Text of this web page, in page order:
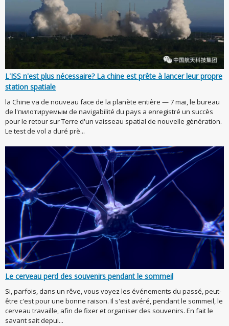
L'ISS n'est plus nécessaire? La chine est prête à lancer leur propre
station spatiale
la Chine va de nouveau face de la planète entière — 7 mai, le bureau
de l'пилотируемым de navigabilité du pays a enregistré un succès
pour le retour sur Terre d'un vaisseau spatial de nouvelle génération.
Le test de vol a duré prè...
Le cerveau perd des souvenirs pendant le sommeil
Si, parfois, dans un rêve, vous voyez les événements du passé, peut-
être c'est pour une bonne raison. Il s'est avéré, pendant le sommeil, le
cerveau travaille, afin de fixer et organiser des souvenirs. En fait le
savant sait depui...